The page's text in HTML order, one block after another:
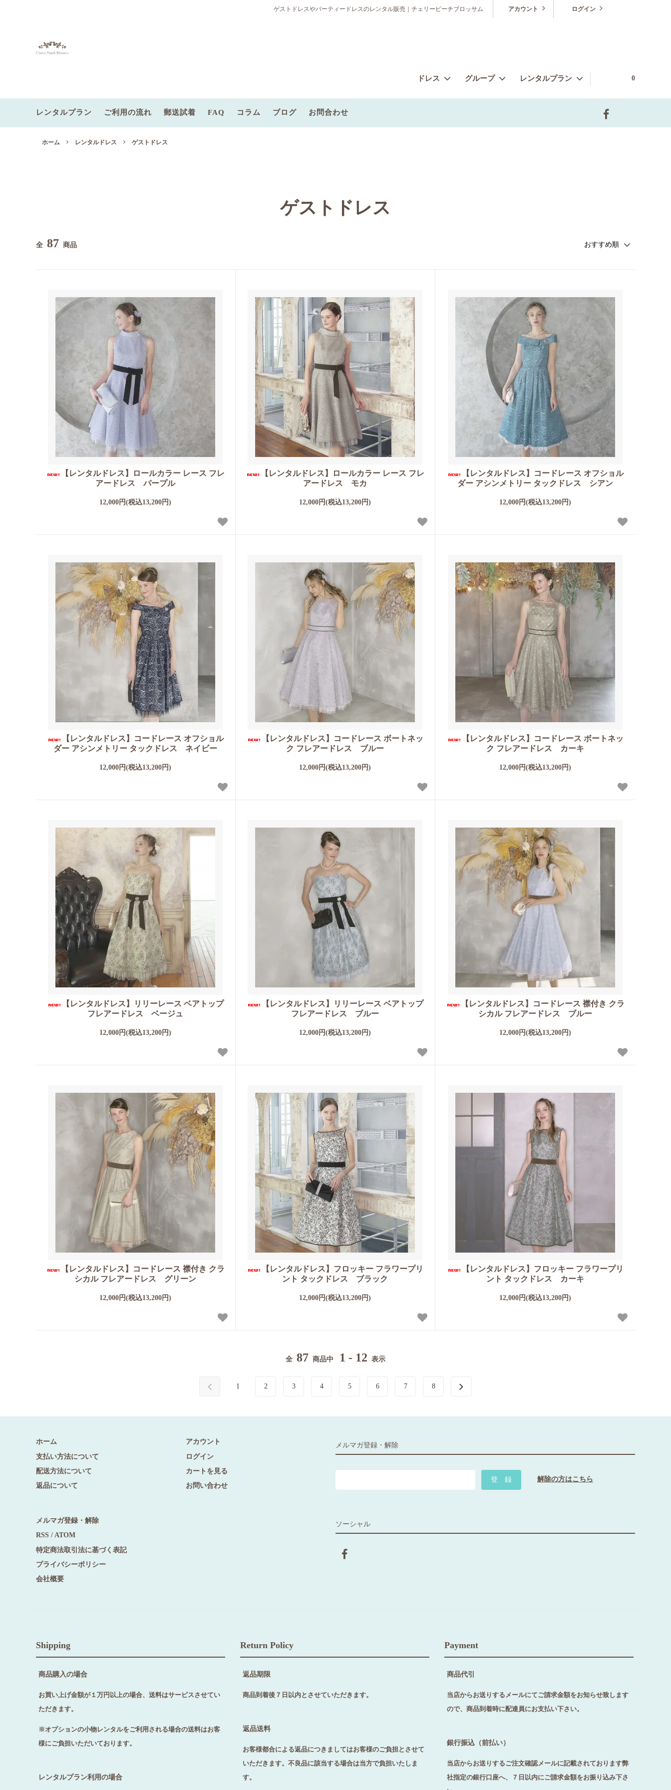
ゲストドレスやパーティードレスのレンタル販売｜チェリーピーチブロッサム ログイン
アカウント
0
ドレス
レンタルゲストドレス レンタルパーティードレス
グループ
色から探す サイズから探す
レンタルプラン
ゲストドレスプラン パーティードレスプラン
レンタルプラン ご利用の流れ 郵送試着 FAQ コラム ブログ お問合わせ
ホーム レンタルドレス ゲストドレス
ゲストドレス
全 87 商品
【レンタルドレス】ロールカラー レース フレ
アードレス パープル
12,000円(税込13,200円)
【レンタルドレス】ロールカラー レース フレ
アードレス モカ
12,000円(税込13,200円)
【レンタルドレス】コードレース オフショル
ダー アシンメトリー タックドレス シアン
12,000円(税込13,200円)
【レンタルドレス】コードレース オフショル
ダー アシンメトリー タックドレス ネイビー
12,000円(税込13,200円)
【レンタルドレス】コードレース ボートネッ
ク フレアードレス ブルー
12,000円(税込13,200円)
【レンタルドレス】コードレース ボートネッ
ク フレアードレス カーキ
12,000円(税込13,200円)
【レンタルドレス】リリーレース ベアトップ
フレアードレス ベージュ
12,000円(税込13,200円)
【レンタルドレス】リリーレース ベアトップ
フレアードレス ブルー
12,000円(税込13,200円)
【レンタルドレス】コードレース 襟付き クラ
シカル フレアードレス ブルー
12,000円(税込13,200円)
【レンタルドレス】コードレース 襟付き クラ
シカル フレアードレス グリーン
12,000円(税込13,200円)
【レンタルドレス】フロッキー フラワープリ
ント タックドレス ブラック
12,000円(税込13,200円)
【レンタルドレス】フロッキー フラワープリ
ント タックドレス カーキ
12,000円(税込13,200円)
全 87 商品中 1 - 12 表示
1 2 3 4 5 6 7 8
メルマガ登録・解除
解除の方はこちら
ホーム
支払い方法について
配送方法について
返品について
アカウント
ログイン
カートを見る
お問い合わせ
ソーシャル
メルマガ登録・解除
RSS / ATOM
特定商法取引法に基づく表記
プライバシーポリシー
会社概要
Shipping
商品購入の場合
お買い上げ金額が１万円以上の場合、送料はサービスさせてい
ただきます。
※オプションの小物レンタルをご利用される場合の送料はお客
様にご負担いただいております。
レンタルプラン利用の場合
Return Policy
返品期限
商品到着後７日以内とさせていただきます。
返品送料
お客様都合による返品につきましてはお客様のご負担とさせて
いただきます。不良品に該当する場合は当方で負担いたしま
す。
Payment
商品代引
当店からお送りするメールにてご請求金額をお知らせ致します
ので、商品到着時に配達員にお支払い下さい。
銀行振込（前払い）
当店からお送りするご注文確認メールに記載されております弊
社指定の銀行口座へ、７日以内にご請求金額をお振り込み下さ